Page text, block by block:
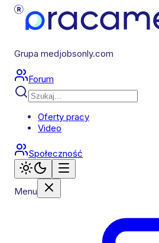
Grupa medjobsonly.com
Forum
Oferty pracy
Video
Społeczność
Menu